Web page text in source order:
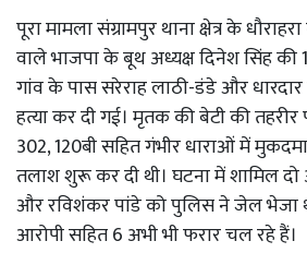
पूरा मामला संग्रामपुर थाना क्षेत्र के
वाले भाजपा के बूथ अध्यक्ष दिनेश सिंह की
गांव के पास सरेराह लाठी-डंडे और
हत्या कर दी गई। मृतक की बेटी की
302, 120बी सहित गंभीर धाराओं में
तलाश शुरू कर दी थी। घटना में शामिल
और रविशंकर पांडे को पुलिस ने जेल भेजा
आरोपी सहित 6 अभी भी फरार चल रहे हैं।